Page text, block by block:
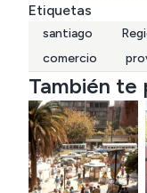
Etiquetas
santiago
comercio
También te